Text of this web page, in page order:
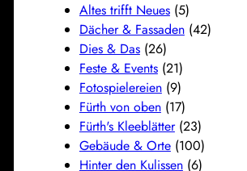
Altes trifft Neues(5)
Dächer & Fassaden(42)
Dies & Das(26)
Feste & Events(21)
Fotospielereien(9)
Fürth von oben(17)
Fürth's Kleeblätter(23)
Gebäude & Orte(100)
Hinter den Kulissen(6)